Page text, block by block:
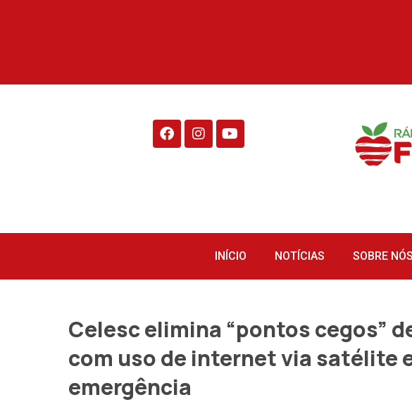
INÍCIO NOTÍCIAS SOBRE NÓS
Celesc elimina “pontos cegos”
com uso de internet via satélite
emergência